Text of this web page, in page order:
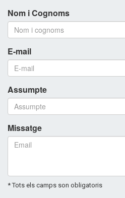
Nom i Cognoms
E-mail
Assumpte
Missatge
* Tots els camps son obligatoris